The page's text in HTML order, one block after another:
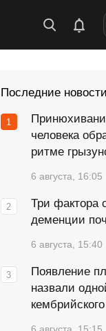
Последние
человека
ритме
6 августа, 16:05
Три фактора
деменции
6 августа, 15:40
Появление
назвали